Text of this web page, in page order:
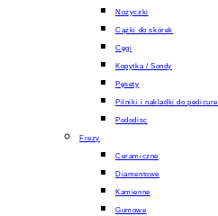
Nożyczki
Cążki do skórek
Cęgi
Kopytka / Sondy
Pęsety
Pilniki i nakladki do pedicure
Pododisc
Frezy
Ceramiczne
Diamentowe
Kamienne
Gumowe